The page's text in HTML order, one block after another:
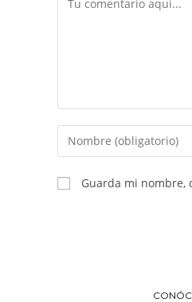
Guarda mi nombre,